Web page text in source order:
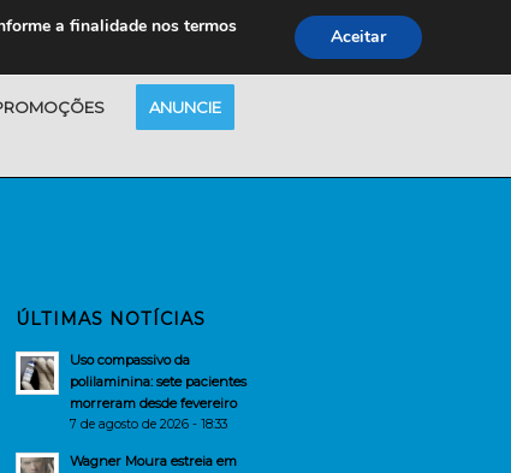
ANUNCIE
ÚLTIMAS NOTÍCIAS
Uso compassivo da
polilaminina: sete pacientes
morreram desde fevereiro
7 de agosto de 2026 - 18:33
Wagner Moura estreia em
a finalidade nos termos
Aceitar